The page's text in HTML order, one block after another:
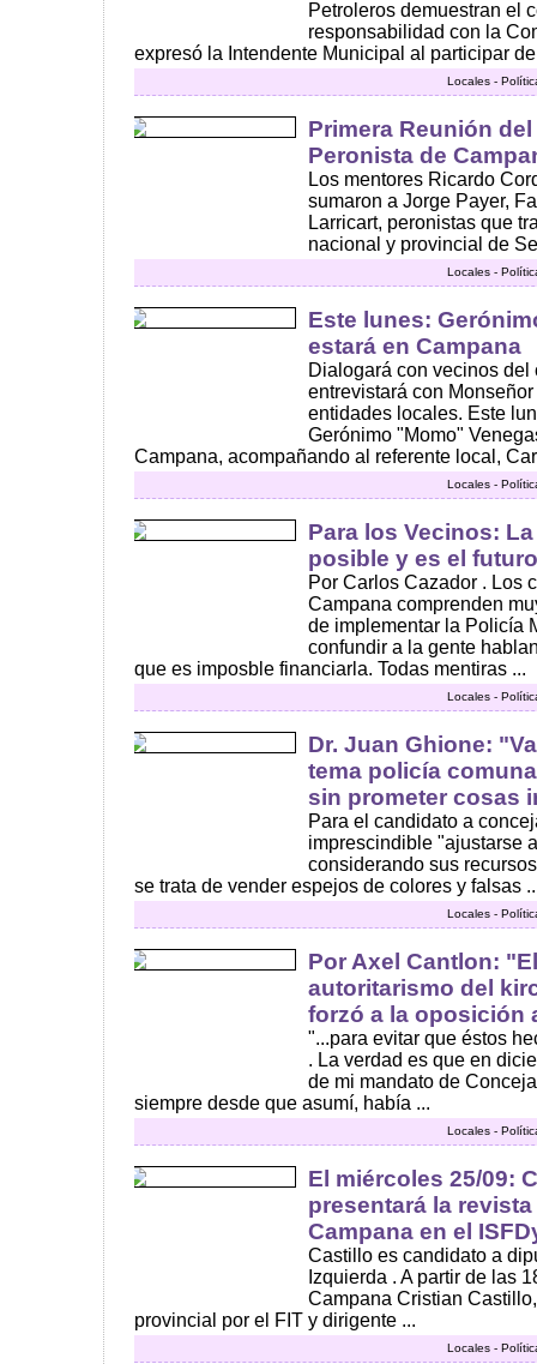
Petroleros demuestran el
responsabilidad con la
expresó la Intendente Municipal al participar
Locales -
Primera Reunión
Peronista de
Los mentores Ricardo
sumaron a Jorge Payer,
Larricart, peronistas que
nacional y provincial de
Locales -
Este lunes:
estará en Campana
Dialogará con vecinos del
entrevistará con
entidades locales. Este
Gerónimo "Momo"
Campana, acompañando al referente local,
Locales -
Para los Vecinos:
posible y es el
Por Carlos Cazador . Los
Campana comprenden
de implementar la Policía
confundir a la gente
que es imposble financiarla. Todas mentiras ...
Locales -
Dr. Juan Ghione:
tema policía
sin prometer cosas
Para el candidato a
imprescindible "ajustarse
considerando sus
se trata de vender espejos de colores y falsas
Locales -
Por Axel Cantlon:
autoritarismo del
forzó a la oposición
"...para evitar que éstos
. La verdad es que en
de mi mandato de
siempre desde que asumí, había ...
Locales -
El miércoles 25/09:
presentará la
Campana en el
Castillo es candidato a
Izquierda . A partir de las
Campana Cristian
provincial por el FIT y dirigente ...
Locales -